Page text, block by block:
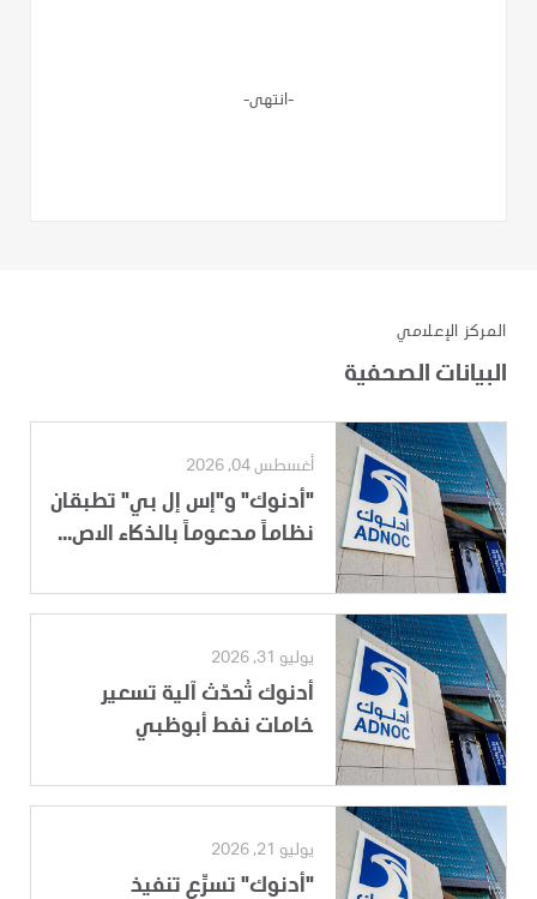
-انتهى-
المركز الإعلامي
البيانات الصحفية
أغسطس 04, 2026
"أدنوك" و"إس إل بي" تطبقان
نظاماً مدعوماً بالذكاء الاص...
يوليو 31, 2026
أدنوك تُحدّث آلية تسعير
خامات نفط أبوظبي
يوليو 21, 2026
"أدنوك" تسرِّع تنفيذ